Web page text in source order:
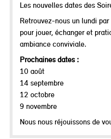
Les nouvelles dates des
Retrouvez-nous un lundi
pour jouer, échanger et
ambiance conviviale.
Prochaines dates :
10 août
14 septembre
12 octobre
9 novembre
Nous nous réjouissons de